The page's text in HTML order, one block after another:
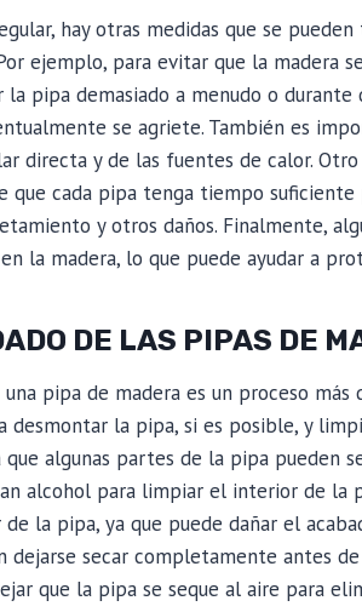
hay otras medidas que se
ejemplo, para evitar que la madera
la pipa demasiado a menudo o
se agriete. También es
directa y de las fuentes de calor.
que cada pipa tenga tiempo
y otros daños. Finalmente,
la madera, lo que puede ayudar a
DE LAS PIPAS DE
pipa de madera es un proceso
desmontar la pipa, si es posible, y
algunas partes de la pipa pueden
alcohol para limpiar el interior de la
la pipa, ya que puede dañar el
dejarse secar completamente antes
que la pipa se seque al aire para